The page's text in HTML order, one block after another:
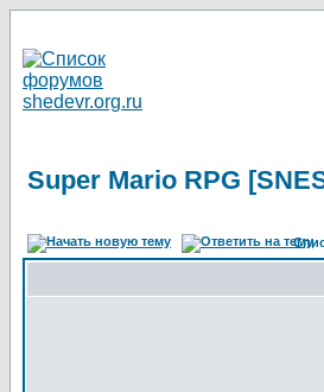
Super Mario RPG